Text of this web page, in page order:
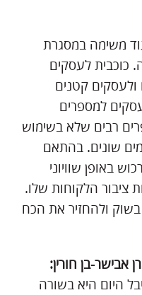
משימה במסגרת
כוכבית לעסקים
קטנים
למספרים
רבים שלא בשימוש
שונים. בהתאם
באופן שוויוני
ציבור הלקוחות שלו.
בשוק ולהחזיר את הכח
בן חורין:
היום היא בשורה